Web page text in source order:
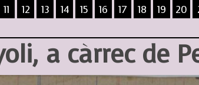
11
12
13
14
15
16
17
18
19
20
a càrrec de